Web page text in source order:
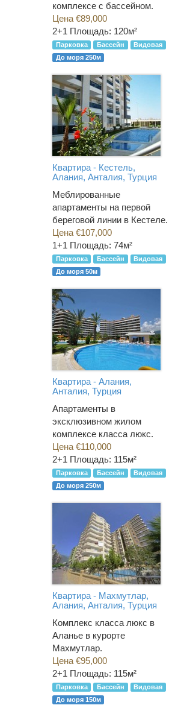
комплексе с бассейном.
Цена €89,000
2+1 Площадь: 120м²
Парковка Бассейн
Видовая
До моря 250м
Квартира - Кестель,
Алания, Анталия, Турция
Меблированные
апартаменты на первой
береговой линии в Кестеле.
Цена €107,000
1+1 Площадь: 74м²
Парковка Бассейн
Видовая
До моря 50м
Квартира - Алания,
Анталия, Турция
Апартаменты в
эксклюзивном жилом
комплексе класса люкс.
Цена €110,000
2+1 Площадь: 115м²
Парковка Бассейн
Видовая
До моря 250м
Квартира - Махмутлар,
Алания, Анталия, Турция
Комплекс класса люкс в
Аланье в курорте
Махмутлар.
Цена €95,000
2+1 Площадь: 115м²
Парковка Бассейн
Видовая
До моря 150м